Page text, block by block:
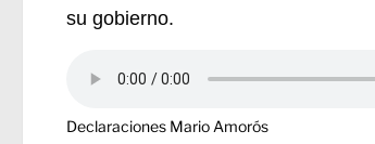
su gobierno.
Declaraciones Mario Amorós